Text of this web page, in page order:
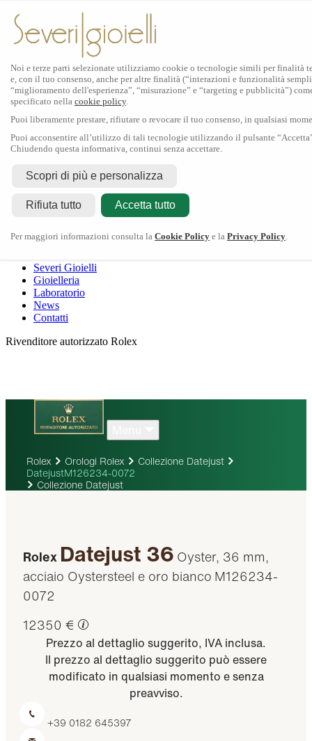
Rolex
Rolex Certified Pre-Owned
Tudor
La collezioneTudor shop
Dodo
Severi Gioielli
Gioielleria
Laboratorio
News
Contatti
Rivenditore autorizzato Rolex
Scopri Rolex
Orologi Rolex
Nuovi modelli 2026
Accessori Rolex
L'arte dell'orologeria
Manutenzione
Oyster Story
Contattaci
Rolex Orologi Rolex
Collezione Datejust
DatejustM126234-0072
Collezione Datejust
Rolex Datejust 36 Oyster, 36 mm,
acciaio Oystersteel e oro bianco M126234-
0072
12350 €
Prezzo al dettaglio suggerito, IVA inclusa.
Il prezzo al dettaglio suggerito può essere
modificato in qualsiasi momento e senza
preavviso.
+39 0182 645397
Noi e terze parti selezionate utilizziamo cookie o tecnologie simili per finalità
e, con il tuo consenso, anche per altre finalità (“interazioni e funzionalità
“miglioramento dell'esperienza”, “misurazione” e “targeting e pubblicità”)
specificato nella cookie policy.
Puoi liberamente prestare, rifiutare o revocare il tuo consenso, in qualsiasi
Puoi acconsentire all’utilizzo di tali tecnologie utilizzando il pulsante
Chiudendo questa informativa, continui senza accettare.
Scopri di più e personalizza
Rifiuta tutto Accetta tutto
Per maggiori informazioni consulta la Cookie Policy e la Privacy Policy.